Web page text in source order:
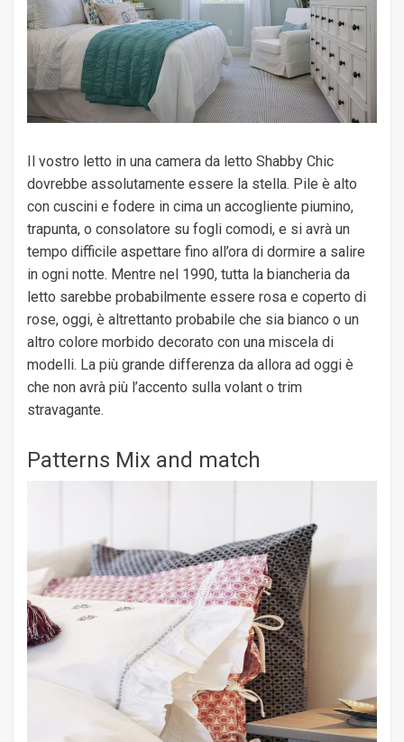
Il vostro letto in una camera da letto Shabby Chic
dovrebbe assolutamente essere la stella. Pile è alto
con cuscini e fodere in cima un accogliente piumino,
trapunta, o consolatore su fogli comodi, e si avrà un
tempo difficile aspettare fino all’ora di dormire a salire
in ogni notte. Mentre nel 1990, tutta la biancheria da
letto sarebbe probabilmente essere rosa e coperto di
rose, oggi, è altrettanto probabile che sia bianco o un
altro colore morbido decorato con una miscela di
modelli. La più grande differenza da allora ad oggi è
che non avrà più l’accento sulla volant o trim
stravagante.
Patterns Mix and match